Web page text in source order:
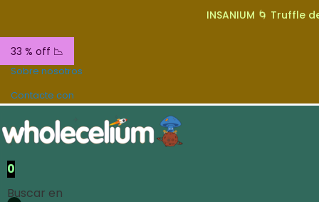
INSANIUM 🌀 Truffle
33 % off 📉
Sobre nosotros
Contacte con
0
Buscar en